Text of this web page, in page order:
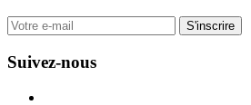
S'inscrire
Suivez-nous